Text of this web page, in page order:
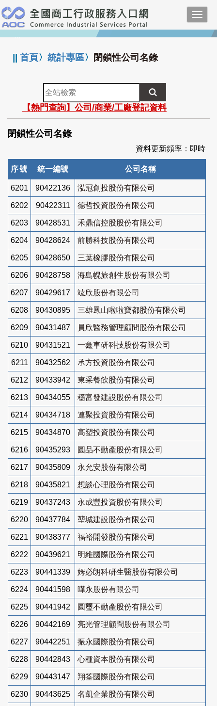
跳
到
主
要
:::
||首頁〉統計專區〉 閉鎖性公司名錄
全
站
檢
索
【熱門查詢】公司/商業/工廠登記資料
閉鎖性公司名錄
資料更新頻率：即時
序號 統一編號 公司名稱
6201 90422136 泓冠創投股份有限公司
6202 90422311 德哲投資股份有限公司
6203 90428531 禾鼎信控股股份有限公司
6204 90428624 前勝科技股份有限公司
6205 90428650 三葉橡膠股份有限公司
6206 90428758 海島幌旅創生股份有限公司
6207 90429617 竑欣股份有限公司
6208 90430895 三雄鳳山啦啦寶都股份有限公司
6209 90431487 員欣醫務管理顧問股份有限公司
6210 90431521 一鑫車研科技股份有限公司
6211 90432562 承方投資股份有限公司
6212 90433942 東采餐飲股份有限公司
6213 90434055 穩富發建設股份有限公司
6214 90434718 連聚投資股份有限公司
6215 90434870 高塑投資股份有限公司
6216 90435293 圓品不動產股份有限公司
6217 90435809 永允安股份有限公司
6218 90435821 想談心理股份有限公司
6219 90437243 永成豐投資股份有限公司
6220 90437784 堃城建設股份有限公司
6221 90438377 福裕開發股份有限公司
6222 90439621 明維國際股份有限公司
6223 90441339 姆必朗科研生醫股份有限公司
6224 90441598 曄永股份有限公司
6225 90441942 圓璽不動產股份有限公司
6226 90442169 亮光管理顧問股份有限公司
6227 90442251 振永國際股份有限公司
6228 90442843 心種資本股份有限公司
6229 90443147 翔筌國際股份有限公司
6230 90443625 名凱企業股份有限公司